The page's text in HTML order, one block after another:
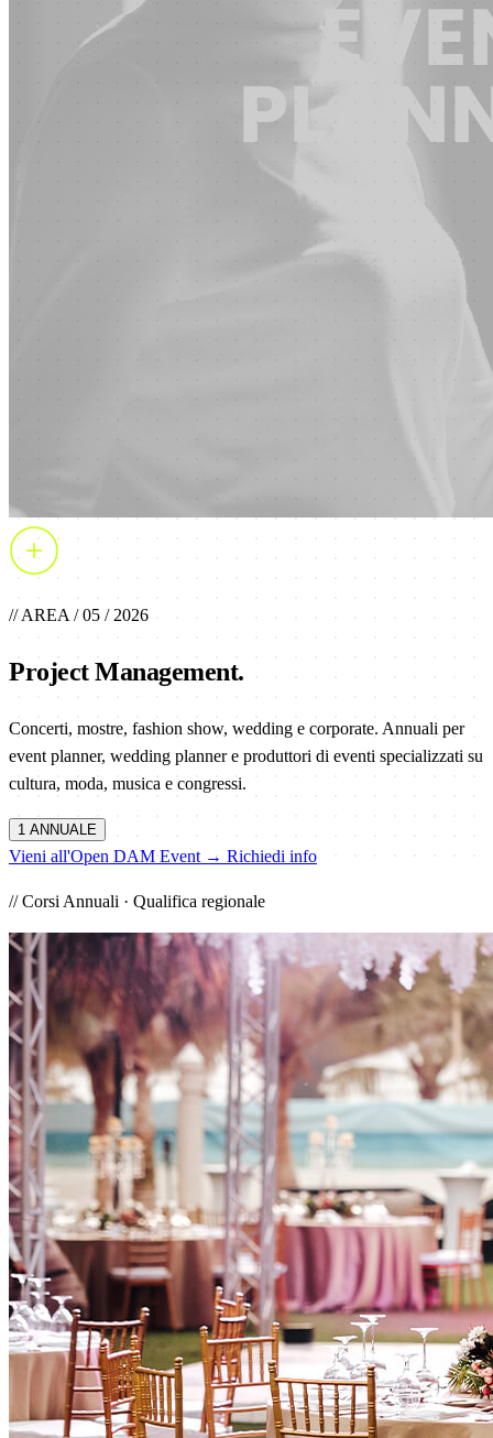
// AREA / 05 / 2026
ProjectManagement.
Concerti, mostre, fashion show, wedding e corporate. Annuali per
event planner, wedding planner e produttori di eventi specializzati su
cultura, moda, musica e congressi.
1 ANNUALE
Vieni all'Open DAM Event → Richiedi info
// Corsi Annuali · Qualifica regionale